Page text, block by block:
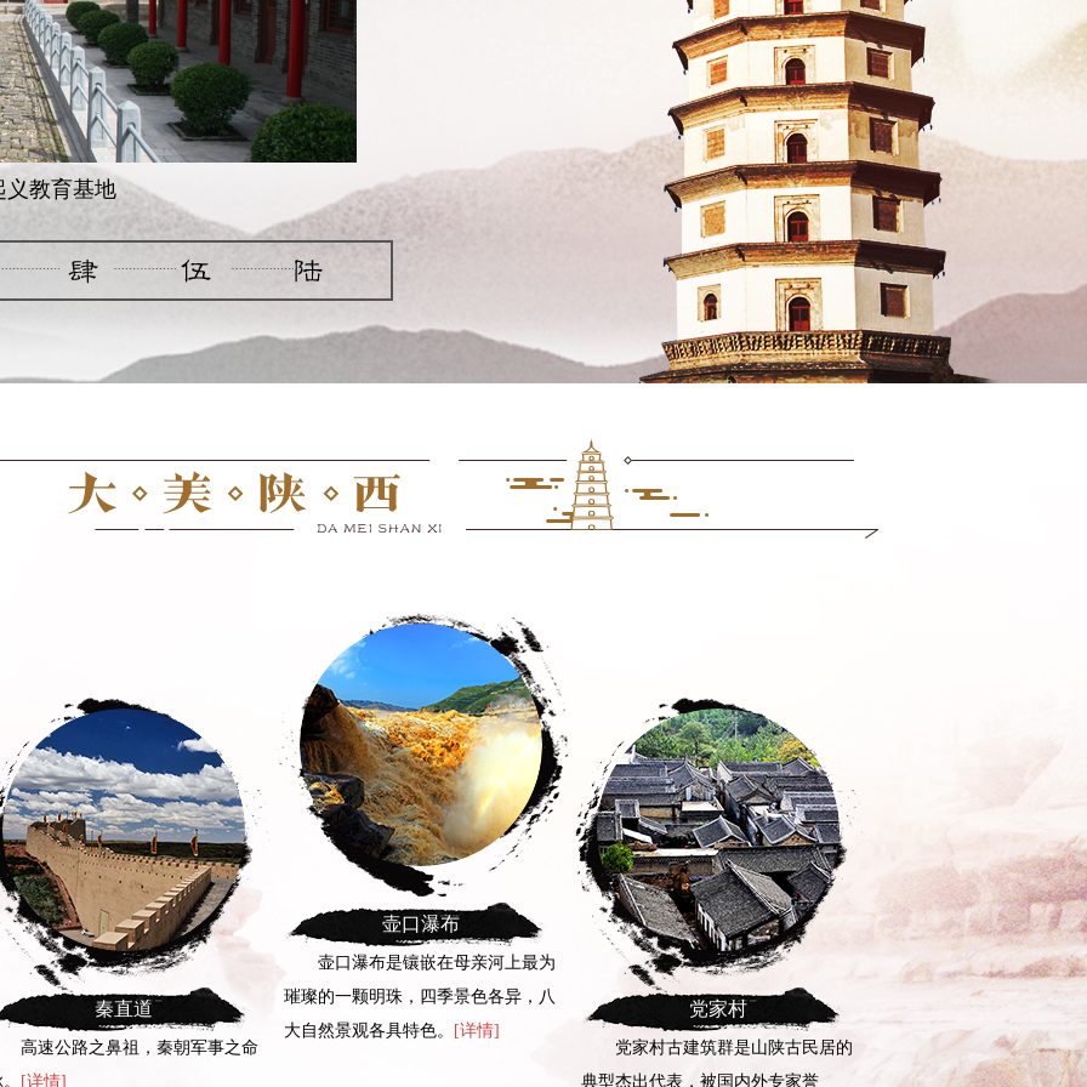
义教育基地
壶口瀑布
壶口瀑布是镶嵌在母亲河上最为
璨的一颗明珠，四季景色各异，八
自然景观各具特色。[详情]
党家村
司马迁祠
东临黄河，西枕梁山，依崖就
势，祠院古柏参天。[详情]
安塞陕北文化
安塞陕北文化带有鲜
彩。表现在如下几点:厚、